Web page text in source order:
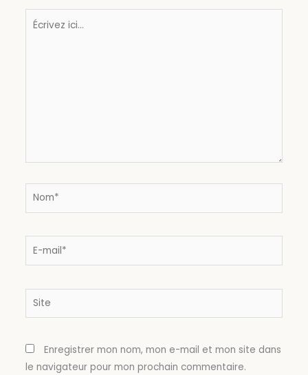
Écrivez
Nom*
E-
Site
Enregistrer mon nom, mon e-mail et mon site dans
le navigateur pour mon prochain commentaire.